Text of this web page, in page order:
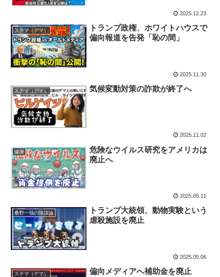
2025.12.23
ステマ（デマ）
トランプ政権、ホワイトハウスで
偏向報道を告発「恥の間」
2025.11.30
ステマ（デマ） 気候変動対策の詐欺が終了へ
2025.11.02
健康
危険なウイルス研究をアメリカは
廃止へ
2025.05.11
桑野一哉の陰謀論
トランプ大統領、動物実験という
虐殺施設を廃止
2025.05.06
ステマ（デマ） 偏向メディアへ補助金を廃止